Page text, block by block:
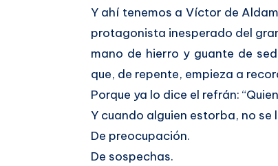
Facebook
Twitter
Y ahí tenemos a Víctor de
protagonista inesperado del
mano de hierro y guante de
que, de repente, empieza a
Porque ya lo dice el refrán:
Y cuando alguien estorba, no se
De preocupación.
De sospechas.